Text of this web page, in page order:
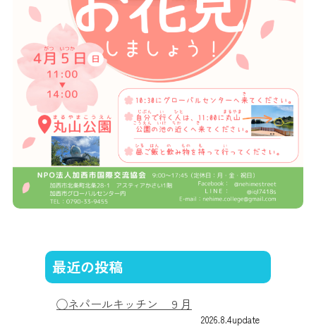
最近の投稿
ネパールキッチン ９月
2026.8.4